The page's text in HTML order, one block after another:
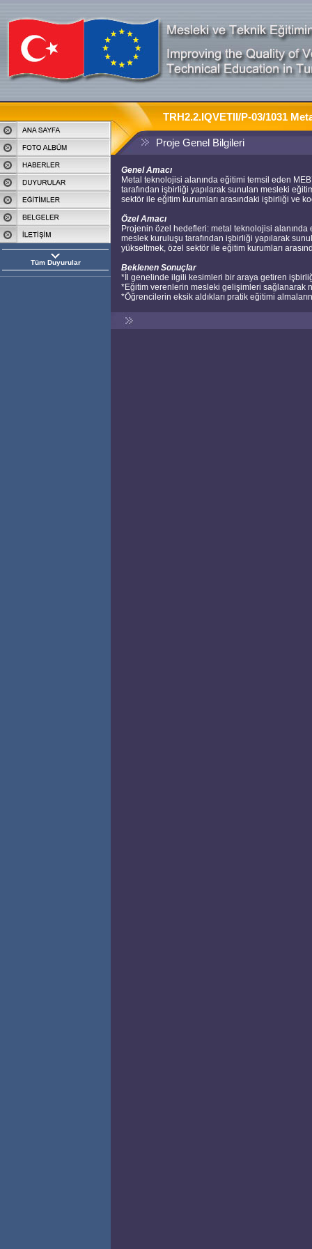
Tüm Duyurular
TRH2.2.IQVETII/P-03/1031
Proje Genel Bilgileri
Genel Amacı
Metal teknolojisi alanında eğitimi temsil eden
tarafından işbirliği yapılarak sunulan mesleki
sektör ile eğitim kurumları arasındaki işbirliği ve
Özel Amacı
Projenin özel hedefleri: metal teknolojisi alanında
meslek kuruluşu tarafından işbirliği yapılarak
yükseltmek, özel sektör ile eğitim kurumları
Beklenen Sonuçlar
*İl genelinde ilgili kesimleri bir araya getiren
*Eğitim verenlerin mesleki gelişimleri sağlanarak
*Öğrencilerin eksik aldıkları pratik eğitimi